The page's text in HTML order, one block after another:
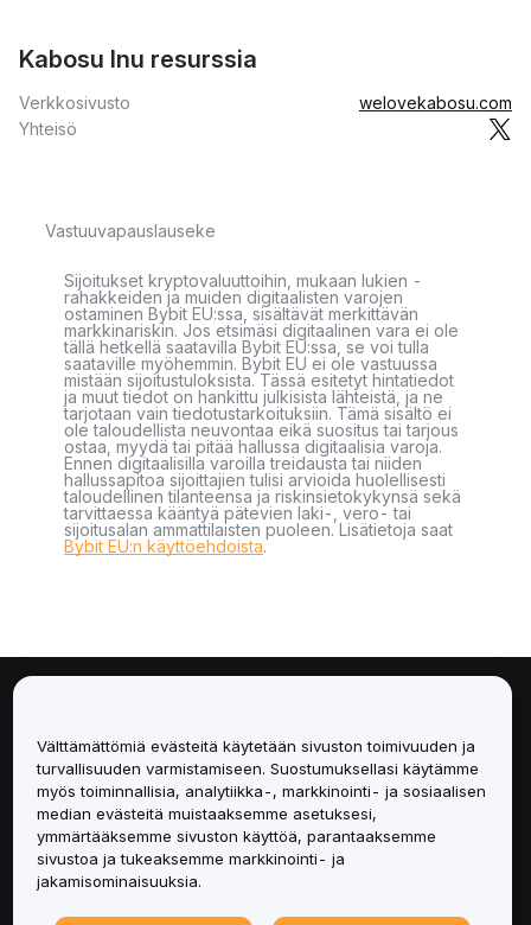
Kabosu Inu resurssia
Verkkosivusto
welovekabosu.com
Yhteisö
Vastuuvapauslauseke
Sijoitukset kryptovaluuttoihin, mukaan lukien -
rahakkeiden ja muiden digitaalisten varojen
ostaminen Bybit EU:ssa, sisältävät merkittävän
markkinariskin. Jos etsimäsi digitaalinen vara ei ole
tällä hetkellä saatavilla Bybit EU:ssa, se voi tulla
saataville myöhemmin. Bybit EU ei ole vastuussa
mistään sijoitustuloksista. Tässä esitetyt hintatiedot
ja muut tiedot on hankittu julkisista lähteistä, ja ne
tarjotaan vain tiedotustarkoituksiin. Tämä sisältö ei
ole taloudellista neuvontaa eikä suositus tai tarjous
ostaa, myydä tai pitää hallussa digitaalisia varoja.
Ennen digitaalisilla varoilla treidausta tai niiden
hallussapitoa sijoittajien tulisi arvioida huolellisesti
taloudellinen tilanteensa ja riskinsietokykynsä sekä
tarvittaessa kääntyä pätevien laki-, vero- tai
sijoitusalan ammattilaisten puoleen. Lisätietoja saat
Bybit EU:n käyttöehdoista.
Palvelut
Tuki
Tuotteet
Välttämättömiä evästeitä käytetään sivuston toimivuuden ja
turvallisuuden varmistamiseen. Suostumuksellasi käytämme
myös toiminnallisia, analytiikka-, markkinointi- ja sosiaalisen
median evästeitä muistaaksemme asetuksesi,
ymmärtääksemme sivuston käyttöä, parantaaksemme
sivustoa ja tukeaksemme markkinointi- ja
jakamisominaisuuksia.